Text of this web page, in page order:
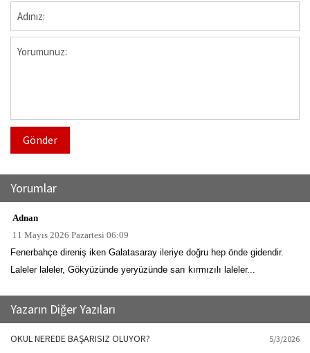
Gönder
Yorumlar
Adnan
11 Mayıs 2026 Pazartesi 06:09
Fenerbahçe direniş iken Galatasaray ileriye doğru hep önde gidendir.
Laleler laleler, Gökyüzünde yeryüzünde sarı kırmızılı laleler...
Yazarın Diğer Yazıları
OKUL NEREDE BAŞARISIZ OLUYOR? 5/3/2026